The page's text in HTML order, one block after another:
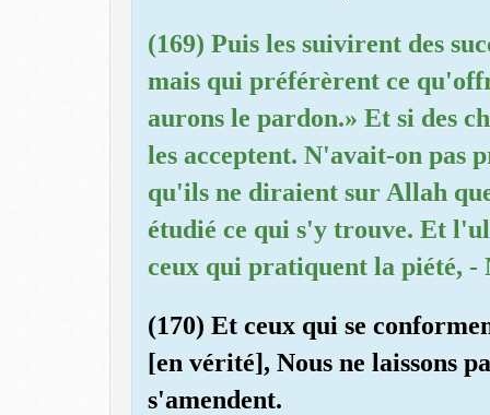
(169) Puis les suivirent des
mais qui préférèrent ce
aurons le pardon.» Et si des
les acceptent. N'avait-on pas
qu'ils ne diraient sur Allah
étudié ce qui s'y trouve. Et
ceux qui pratiquent la piété, -
(170) Et ceux qui se
[en vérité], Nous ne laissons
s'amendent.